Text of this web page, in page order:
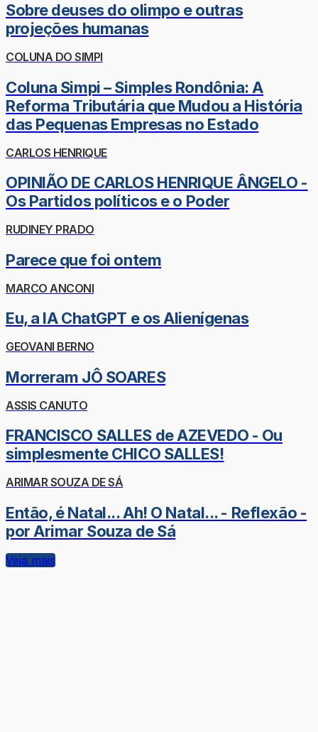
Sobre deuses do olimpo e outras
projeções humanas
COLUNA DO SIMPI
Coluna Simpi – Simples Rondônia: A
Reforma Tributária que Mudou a História
das Pequenas Empresas no Estado
CARLOS HENRIQUE
OPINIÃO DE CARLOS HENRIQUE ÂNGELO -
Os Partidos políticos e o Poder
RUDINEY PRADO
Parece que foi ontem
MARCO ANCONI
Eu, a IA ChatGPT e os Alienígenas
GEOVANI BERNO
Morreram JÔ SOARES
ASSIS CANUTO
FRANCISCO SALLES de AZEVEDO - Ou
simplesmente CHICO SALLES!
ARIMAR SOUZA DE SÁ
Então, é Natal... Ah! O Natal... - Reflexão -
por Arimar Souza de Sá
Veja mais